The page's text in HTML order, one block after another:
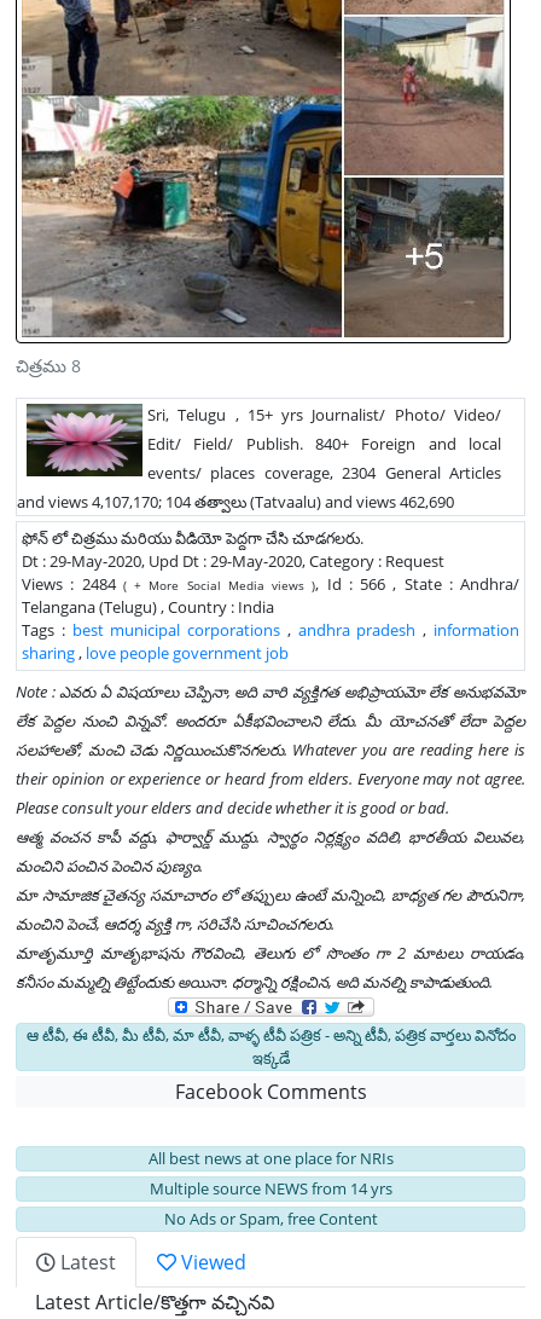
చిత్రము 8
Sri, Telugu , 15+ yrs Journalist/ Photo/ Video/
Edit/ Field/ Publish. 840+ Foreign and local
events/ places coverage, 2304 General Articles
and views 4,107,170; 104 తత్వాలు (Tatvaalu) and views 462,690
ఫోన్ లో చిత్రము మరియు వీడియో పెద్దగా చేసి చూడగలరు.
Dt : 29-May-2020, Upd Dt : 29-May-2020, Category : Request
Views : 2484 ( + More Social Media views ), Id : 566 , State : Andhra/
Telangana (Telugu) , Country : India
Tags : best municipal corporations , andhra pradesh , information
sharing , love people government job
Note : ఎవరు ఏ విషయాలు చెప్పినా, అది వారి వ్యక్తిగత అభిప్రాయమో లేక అనుభవమో
లేక పెద్దల నుంచి విన్నవో. అందరూ ఏకీభవించాలని లేదు. మీ యోచనతో లేదా పెద్దల
సలహాలతో, మంచి చెడు నిర్ణయించుకొనగలరు. Whatever you are reading here is
their opinion or experience or heard from elders. Everyone may not agree.
Please consult your elders and decide whether it is good or bad.
ఆత్మ వంచన కాపీ వద్దు, ఫార్వార్డ్ ముద్దు. స్వార్థం నిర్లక్ష్యం వదిలి, భారతీయ విలువల,
మంచిని పంచిన పెంచిన పుణ్యం.
మా సామాజిక చైతన్య సమాచారం లో తప్పులు ఉంటే మన్నించి, బాధ్యత గల పౌరునిగా,
మంచిని పెంచే, ఆదర్శ వ్యక్తి గా, సరిచేసి సూచించగలరు.
మాతృమూర్తి మాతృభాషను గౌరవించి, తెలుగు లో సొంతం గా 2 మాటలు రాయడం,
కనీసం మమ్మల్ని తిట్టేందుకు అయినా. ధర్మాన్ని రక్షించిన, అది మనల్ని కాపాడుతుంది.
ఆ టీవీ, ఈ టీవీ, మీ టీవీ, మా టీవీ, వాళ్ళ టీవీ పత్రిక - అన్ని టీవీ, పత్రిక వార్తలు వినోదం
ఇక్కడే
Facebook Comments
All best news at one place for NRIs
Multiple source NEWS from 14 yrs
No Ads or Spam, free Content
Latest
Viewed
Latest Article/కొత్తగా వచ్చినవి